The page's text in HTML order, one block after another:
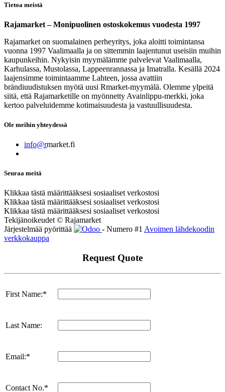
Tietoa meistä
Rajamarket – Monipuolinen ostoskokemus vuodesta 1997
Rajamarket on suomalainen perheyritys, joka aloitti toimintansa
vuonna 1997 Vaalimaalla ja on sittemmin laajentunut useisiin muihin
kaupunkeihin. Nykyisin myymälämme palvelevat Vaalimaalla,
Karhulassa, Mustolassa, Lappeenrannassa ja Imatralla. Kesällä 2024
laajensimme toimintaamme Lahteen, jossa avattiin
brändiuudistuksen myötä uusi Rmarket-myymälä. Olemme ylpeitä
siitä, että Rajamarketille on myönnetty Avainlippu-merkki, joka
kertoo palveluidemme kotimaisuudesta ja vastuullisuudesta.
Ole meihin yhteydessä
info@rmarket.fi
Seuraa meitä
Klikkaa tästä määrittääksesi sosiaaliset verkostosi
Klikkaa tästä määrittääksesi sosiaaliset verkostosi
Klikkaa tästä määrittääksesi sosiaaliset verkostosi
Tekijänoikeudet © Rajamarket
Järjestelmää pyörittää
- Numero #1 Avoimen lähdekoodin
verkkokauppa
Request Quote
First Name:*
Last Name:
Email:*
Contact No.*